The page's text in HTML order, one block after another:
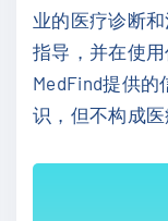
业的医疗诊断
指导，并在使用
MedFind提供
识，但不构成医